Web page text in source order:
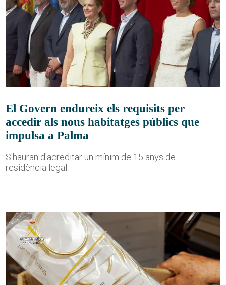
El Govern endureix els requisits per
accedir als nous habitatges públics que
impulsa a Palma
S'hauran d'acreditar un mínim de 15 anys de
residència legal